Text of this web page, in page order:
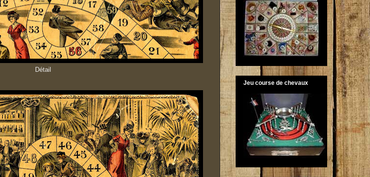
Détail
Jeu course de chevaux